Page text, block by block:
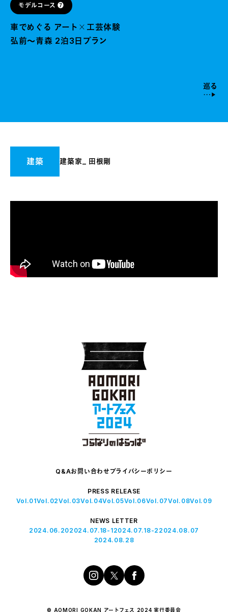
モデルコース ❼
車でめぐる アート╳工芸体験
弘前～青森 2泊3日プラン
巡る
建築 建築家_ 田根剛
Q&Aお問い合わせ プライバシーポリシー
PRESS RELEASE
Vol.01Vol.02Vol.03Vol.04Vol.05Vol.06Vol.07Vol.08Vol.09
NEWS LETTER
2024.06.202024.07.18-12024.07.18-2 2024.08.07
2024.08.28
© AOMORI GOKAN アートフェス 2024 実行委員会